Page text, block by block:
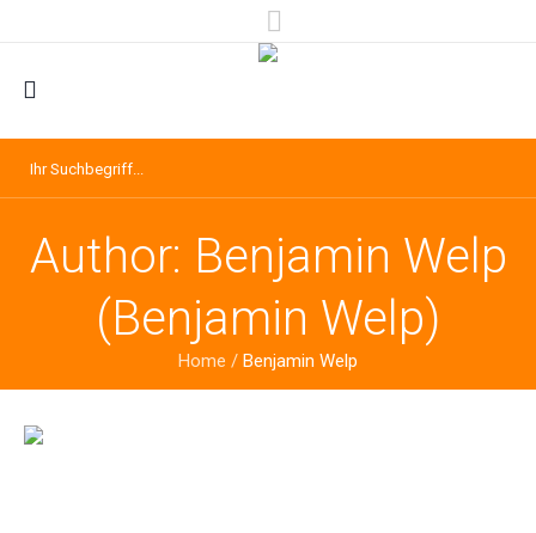
Author: Benjamin Welp
(Benjamin Welp)
Home / Benjamin Welp